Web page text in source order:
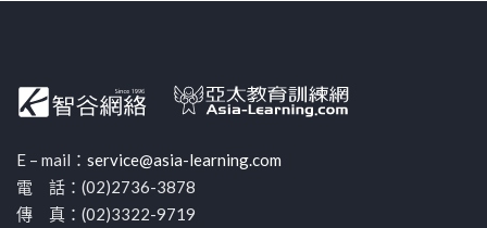
E – mail： service@asia-learning.com
電 話：(02)2736-3878
傳 真：(02)3322-9719